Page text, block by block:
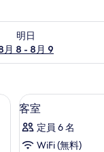
明日
月 8 - 8月 9
9 の空室状況をチ
客
室
の
1
客室
定員 6 名
WiFi (無料)